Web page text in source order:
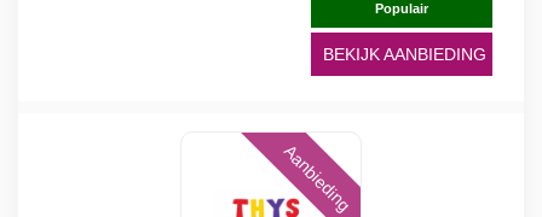
Populair
BEKIJK AANBIEDING
Aanbieding